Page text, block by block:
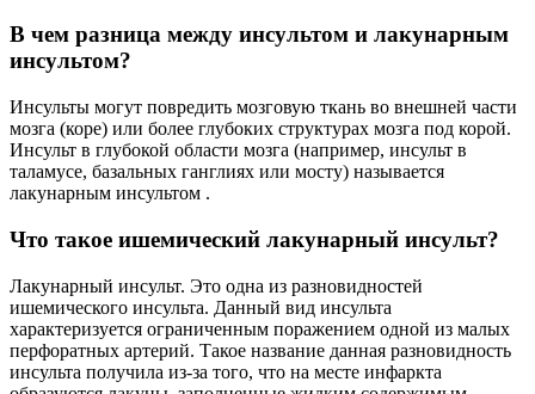
В чем разница между инсультом и лакунарным
инсультом?
Инсульты могут повредить мозговую ткань во внешней части
мозга (коре) или более глубоких структурах мозга под корой.
Инсульт в глубокой области мозга (например, инсульт в
таламусе, базальных ганглиях или мосту) называется
лакунарным инсультом .
Что такое ишемический лакунарный инсульт?
Лакунарный инсульт. Это одна из разновидностей
ишемического инсульта. Данный вид инсульта
характеризуется ограниченным поражением одной из малых
перфоратных артерий. Такое название данная разновидность
инсульта получила из-за того, что на месте инфаркта